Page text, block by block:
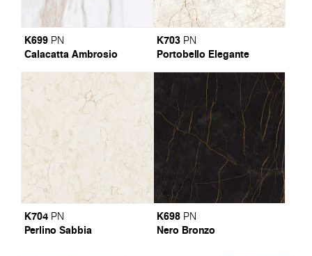
K699 PN
Calacatta Ambrosio
K703 PN
Portobello Elegante
K704 PN
Perlino Sabbia
K698 PN
Nero Bronzo